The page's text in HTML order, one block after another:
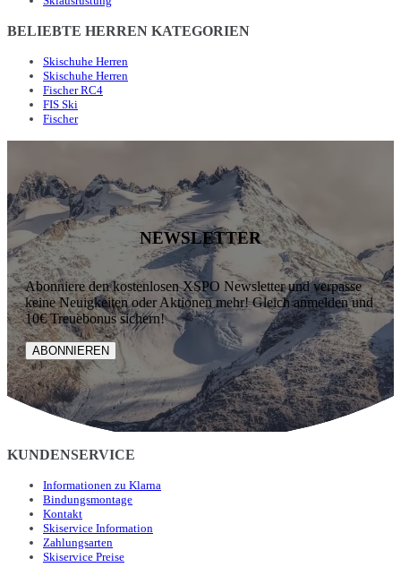
BELIEBTE HERREN KATEGORIEN
Skischuhe Herren
Skischuhe Herren
Fischer RC4
FIS Ski
Fischer
NEWSLETTER
Abonniere den kostenlosen XSPO Newsletter und verpasse
keine Neuigkeiten oder Aktionen mehr! Gleich anmelden und
10€ Treuebonus sichern!
ABONNIEREN
KUNDENSERVICE
Informationen zu Klarna
Bindungsmontage
Kontakt
Skiservice Information
Zahlungsarten
Skiservice Preise